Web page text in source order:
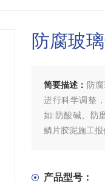
防腐玻
简要描述： 防
进行科学调整
如:防酸碱、防
鳞片胶泥施工报
产品型号：